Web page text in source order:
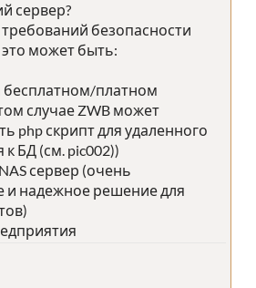
сервер?
безопасности
может быть:
платном
случае ZWB может
php скрипт для удаленного
БД (см. pic002))
сервер (очень
и надежное решение для